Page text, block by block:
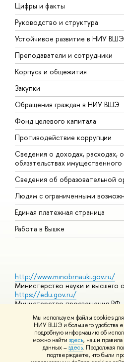
Мы используем файлы cookies
НИУ ВШЭ и большего удобства
подробную информацию об
можно найти здесь, наши правила
данных –здесь. Продолжая
подтверждаете, что были
Цифры и факты
Руководство и структура
Устойчивое развитие в НИУ ВШЭ
Преподаватели и сотрудники
Корпуса и общежития
Закупки
Обращения граждан в НИУ ВШЭ
Фонд целевого капитала
Противодействие коррупции
Сведения о доходах, расходах,
обязательствах имущественного
Сведения об образовательной
Людям с ограниченными
Единая платежная страница
Работа в Вышке
http://www.minobrnauki.gov.ru/
Министерство науки и высшего
https://edu.gov.ru/
Министерство просвещения РФ
Массовые открытые онлайн-
© НИУ ВШЭ 1993–2026 Адреса и
использования материалов